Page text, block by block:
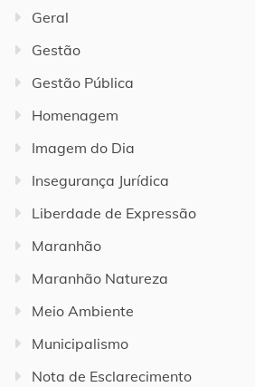
Geral
Gestão
Gestão Pública
Homenagem
Imagem do Dia
Insegurança Jurídica
Liberdade de Expressão
Maranhão
Maranhão Natureza
Meio Ambiente
Municipalismo
Nota de Esclarecimento